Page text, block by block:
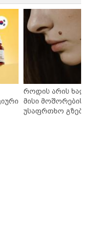
როდის არის
მისი მოშორების
უსაფრთხო გზები